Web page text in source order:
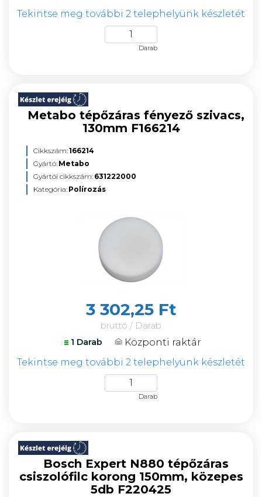
Tekintse meg további 2 telephelyünk készletét
Darab
Metabo tépőzáras fényező szivacs,
130mm F166214
Cikkszám:166214
Gyártó: Metabo
Gyártói cikkszám: 631222000
Kategória: Polírozás
3 302,25 Ft
bruttó / Darab
1 Darab
Központi raktár
Tekintse meg további 2 telephelyünk készletét
Darab
Bosch Expert N880 tépőzáras
csiszolófilc korong 150mm, közepes
5db F220425